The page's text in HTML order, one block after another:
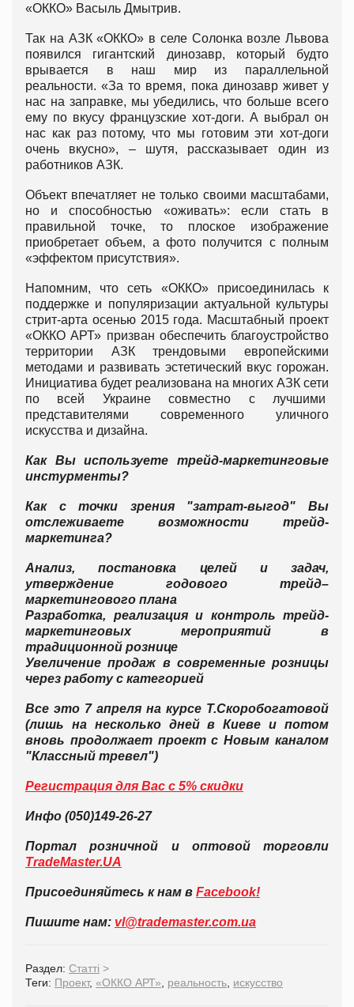
«ОККО» Васыль Дмытрив.
Так на АЗК «ОККО» в селе Солонка возле Львова
появился гигантский динозавр, который будто
врывается в наш мир из параллельной
реальности. «За то время, пока динозавр живет у
нас на заправке, мы убедились, что больше всего
ему по вкусу французские хот-доги. А выбрал он
нас как раз потому, что мы готовим эти хот-доги
очень вкусно», – шутя, рассказывает один из
работников АЗК.
Объект впечатляет не только своими масштабами,
но и способностью «оживать»: если стать в
правильной точке, то плоское изображение
приобретает объем, а фото получится с полным
«эффектом присутствия».
Напомним, что сеть «ОККО» присоединилась к
поддержке и популяризации актуальной культуры
стрит-арта осенью 2015 года. Масштабный проект
«ОККО АРТ» призван обеспечить благоустройство
территории АЗК трендовыми европейскими
методами и развивать эстетический вкус горожан.
Инициатива будет реализована на многих АЗК сети
по всей Украине совместно с лучшими
представителями современного уличного
искусства и дизайна.
Как Вы используете трейд-маркетинговые
инстурменты?
Как с точки зрения "затрат-выгод" Вы
отслеживаете возможности трейд-
маркетинга?
Анализ, постановка целей и задач,
утверждение годового трейд–
маркетингового плана
Разработка, реализация и контроль трейд-
маркетинговых мероприятий в
традиционной рознице
Увеличение продаж в современные розницы
через работу с категорией
Все это 7 апреля на курсе Т.Скоробогатовой
(лишь на несколько дней в Киеве и потом
вновь продолжает проект с Новым каналом
"Классный тревел")
Регистрация для Вас с 5% скидки
Инфо (050)149-26-27
Портал розничной и оптовой торговли
TradeMaster.UA
Присоединяйтесь к нам в Facebook!
Пишите нам: vl@trademaster.com.ua
Раздел: Статті >
Теги: Проект, «ОККО АРТ» реальность искусство